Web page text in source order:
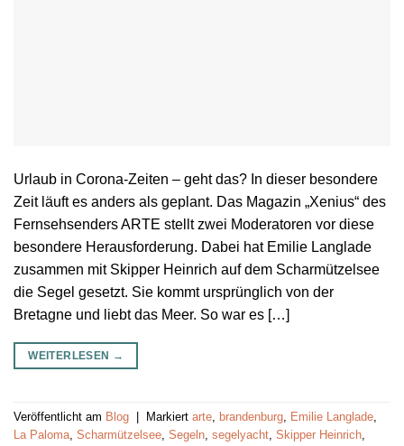
Urlaub in Corona-Zeiten – geht das? In dieser besondere
Zeit läuft es anders als geplant. Das Magazin „Xenius“ des
Fernsehsenders ARTE stellt zwei Moderatoren vor diese
besondere Herausforderung. Dabei hat Emilie Langlade
zusammen mit Skipper Heinrich auf dem Scharmützelsee
die Segel gesetzt. Sie kommt ursprünglich von der
Bretagne und liebt das Meer. So war es […]
WEITERLESEN →
Veröffentlicht am Blog Markiert arte, brandenburg, Emilie Langlade,
La Paloma, Scharmützelsee, Segeln, segelyacht, Skipper Heinrich,